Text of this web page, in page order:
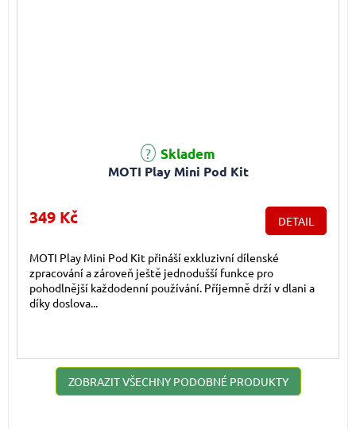
MOTI Play Mini Pod Kit
Průměrné hodnocení produktu je 5,0 z 5 hvězdiček.
Skladem
349 Kč DETAIL
MOTI Play Mini Pod Kit přináší exkluzivní dílenské
zpracování a zároveň ještě jednodušší funkce pro
pohodlnější každodenní používání. Příjemně drží v dlani a
díky doslova...
ZOBRAZIT VŠECHNY PODOBNÉ PRODUKTY